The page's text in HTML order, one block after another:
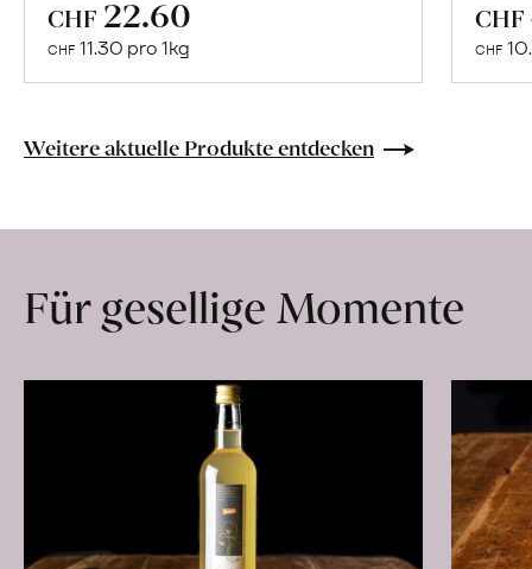
CHF 22.60
CHF 11.30 pro 1kg
Naturbelassene
Lebensmittel
Hof
erfahren
CHF
CHF
Weitere aktuelle Produkte entdecken
Für gesellige Momente